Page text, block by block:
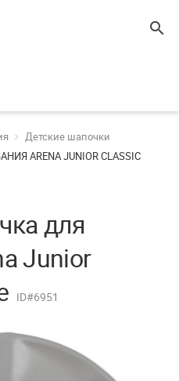
search
Детские шапочки
ARENA JUNIOR CLASSIC
для
Junior
ID#6951